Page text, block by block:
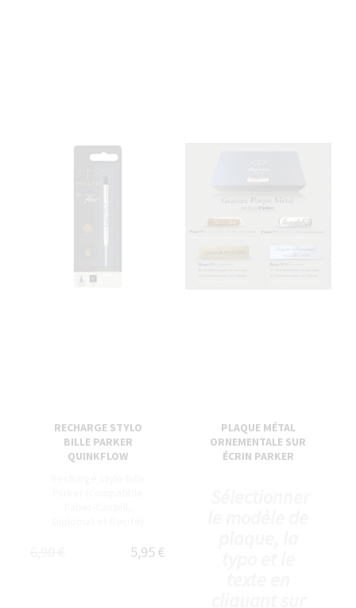
RECHARGE STYLO
BILLE PARKER
QUINKFLOW
5,95 €
PLAQUE MÉTAL
ORNEMENTALE SUR
ÉCRIN PARKER